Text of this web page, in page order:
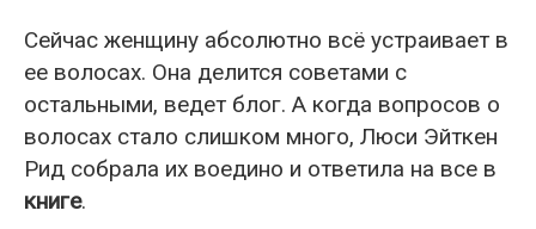
Сейчас женщину абсолютно всё устраивает в
ее волосах. Она делится советами с
остальными, ведет блог. А когда вопросов о
волосах стало слишком много, Люси Эйткен
Рид собрала их воедино и ответила на все в
книге.